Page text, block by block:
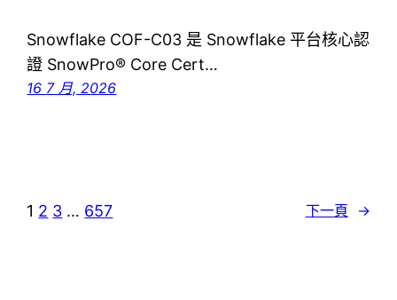
Snowflake COF-C03 是 Snowflake 平台核心認
證 SnowPro® Core Cert…
16 7 月, 2026
1 2 3 … 657 下一頁 →